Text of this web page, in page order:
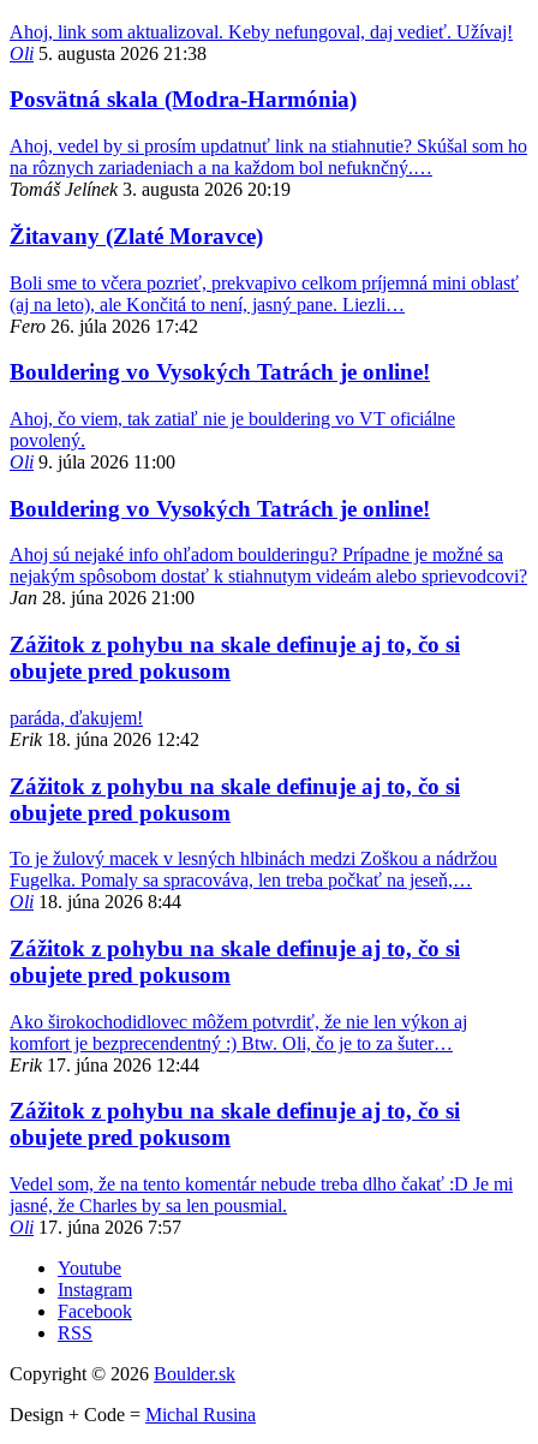
Ahoj, link som aktualizoval. Keby nefungoval, daj vedieť. Užívaj!
Oli 5. augusta 2026 21:38
Posvätná skala (Modra-Harmónia)
Ahoj, vedel by si prosím updatnuť link na stiahnutie? Skúšal som ho
na rôznych zariadeniach a na každom bol nefuknčný.…
Tomáš Jelínek 3. augusta 2026 20:19
Žitavany (Zlaté Moravce)
Boli sme to včera pozrieť, prekvapivo celkom príjemná mini oblasť
(aj na leto), ale Končitá to není, jasný pane. Liezli…
Fero 26. júla 2026 17:42
Bouldering vo Vysokých Tatrách je online!
Ahoj, čo viem, tak zatiaľ nie je bouldering vo VT oficiálne
povolený.
Oli 9. júla 2026 11:00
Bouldering vo Vysokých Tatrách je online!
Ahoj sú nejaké info ohľadom boulderingu? Prípadne je možné sa
nejakým spôsobom dostať k stiahnutym videám alebo sprievodcovi?
Jan 28. júna 2026 21:00
Zážitok z pohybu na skale definuje aj to, čo si
obujete pred pokusom
paráda, ďakujem!
Erik 18. júna 2026 12:42
Zážitok z pohybu na skale definuje aj to, čo si
obujete pred pokusom
To je žulový macek v lesných hlbinách medzi Zoškou a nádržou
Fugelka. Pomaly sa spracováva, len treba počkať na jeseň,…
Oli 18. júna 2026 8:44
Zážitok z pohybu na skale definuje aj to, čo si
obujete pred pokusom
Ako širokochodidlovec môžem potvrdiť, že nie len výkon aj
komfort je bezprecendentný :) Btw. Oli, čo je to za šuter…
Erik 17. júna 2026 12:44
Zážitok z pohybu na skale definuje aj to, čo si
obujete pred pokusom
Vedel som, že na tento komentár nebude treba dlho čakať :D Je mi
jasné, že Charles by sa len pousmial.
Oli 17. júna 2026 7:57
Youtube
Instagram
Facebook
RSS
Copyright © 2026 Boulder.sk
Design + Code = Michal Rusina